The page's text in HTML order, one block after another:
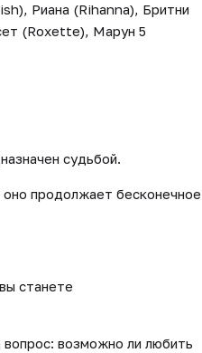
Риана (Rihanna), Бритни
(Roxette), Марун 5
судьбой.
продолжает бесконечное
станете
вопрос: возможно ли любить